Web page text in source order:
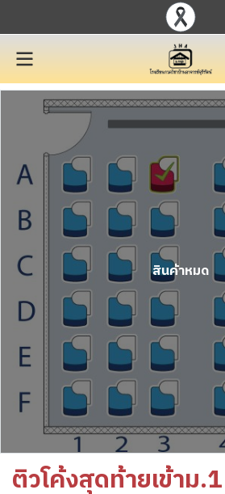
สินค้าหมด
ติวโค้งสุดท้ายเข้าม